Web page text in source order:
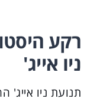
רקע
ניו אייג'
תנועת ניו